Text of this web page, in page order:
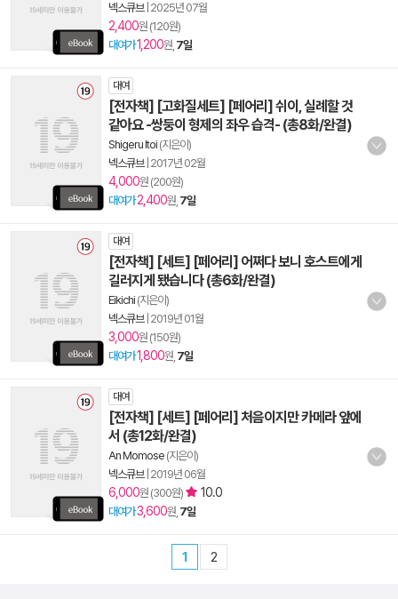
넥스큐브| 2025년 07월
2,400원 (120원)
대여가1,200원, 7일
대여
[전자책] [고화질세트] [페어리] 쉬이, 실례할 것
같아요 -쌍둥이 형제의 좌우 습격- (총8화/완결)
Shigeru Itoi (지은이)
넥스큐브| 2017년 02월
4,000원 (200원)
대여가 2,400원, 7일
대여
[전자책] [세트] [페어리] 어쩌다 보니 호스트에게
길러지게 됐습니다 (총6화/완결)
Eikichi (지은이)
넥스큐브| 2019년 01월
3,000원 (150원)
대여가1,800원, 7일
대여
[전자책] [세트] [페어리] 처음이지만 카메라 앞에
서 (총12화/완결)
An Momose (지은이)
넥스큐브| 2019년 06월
6,000원 (300원) 10.0
대여가3,600원, 7일
1 2